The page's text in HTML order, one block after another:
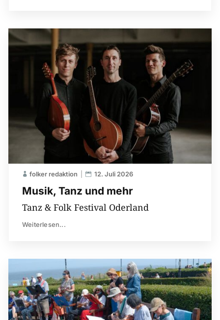
Musik, Tanz und mehr
folker redaktion 12. Juli 2026
Tanz & Folk Festival Oderland
Weiterlesen...